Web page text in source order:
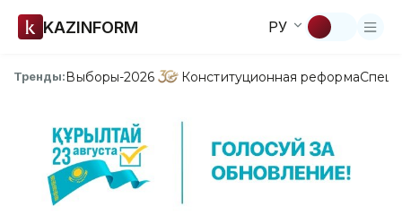
KAZINFORM РУ
Тренды:Выборы-2026 Конституционная реформа